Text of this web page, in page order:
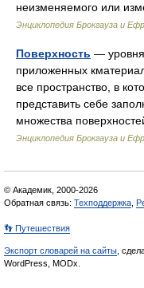
неизменяемого или
Энциклопедия Брокгауза и
Поверхность —
приложенных
все пространство, в
представить себе
множества
Энциклопедия Брокгауза и
© Академик, 2000-2026
Обратная связь: Техподдержка
👣 Путешествия
Экспорт словарей на сайты ,
WordPress, MODx.